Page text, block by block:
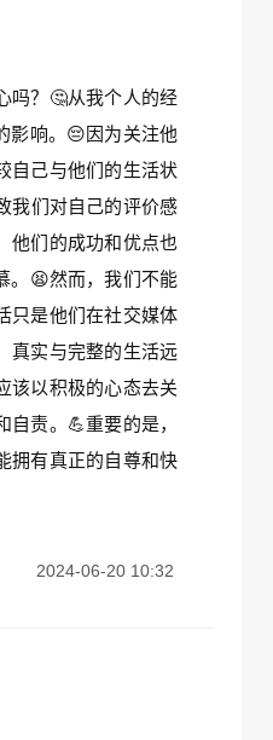
吗？🤔从我个人的经
影响。😔因为关注他
自己与他们的生活状
我们对自己的评价感
他们的成功和优点也
。😫然而，我们不能
只是他们在社交媒体
真实与完整的生活远
该以积极的心态去关
责。💪重要的是，
拥有真正的自尊和快
2024-06-20 10:32